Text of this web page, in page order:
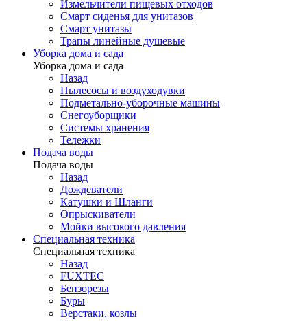
Измельчители пищевых отходов
Смарт сиденья для унитазов
Смарт унитазы
Трапы линейные душевые
Уборка дома и сада
Уборка дома и сада
Назад
Пылесосы и воздуходувки
Подметально-уборочные машины
Снегоуборщики
Системы хранения
Тележки
Подача воды
Подача воды
Назад
Дождеватели
Катушки и Шланги
Опрыскиватели
Мойки высокого давления
Специальная техника
Специальная техника
Назад
FUXTEC
Бензорезы
Буры
Верстаки, козлы